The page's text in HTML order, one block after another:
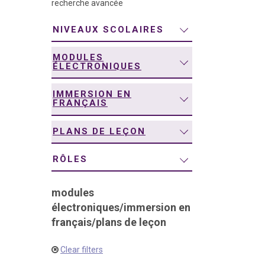
recherche avancée
NIVEAUX SCOLAIRES
MODULES
ÉLECTRONIQUES
IMMERSION EN
FRANÇAIS
PLANS DE LEÇON
RÔLES
modules
électroniques/immersion en
français/plans de leçon
Clear filters